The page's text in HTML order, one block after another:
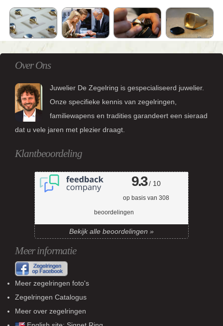
Over Ons
Juwelier De Zegelring is gespecialiseerd juwelier.
Onze specifieke kennis van zegelringen,
familiewapens en tradities garandeert een sieraad
dat u vele jaren met plezier draagt.
Klantbeoordeling
9.3/ 10
op basis van 308
beoordelingen
Bekijk alle beoordelingen »
Meer informatie
Meer zegelringen foto's
Zegelringen Catalogus
Meer over zegelringen